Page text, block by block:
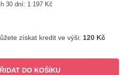
30 dní: 1 197 Kč
získat kredit ve výši: 120 Kč
DO KOŠÍKU